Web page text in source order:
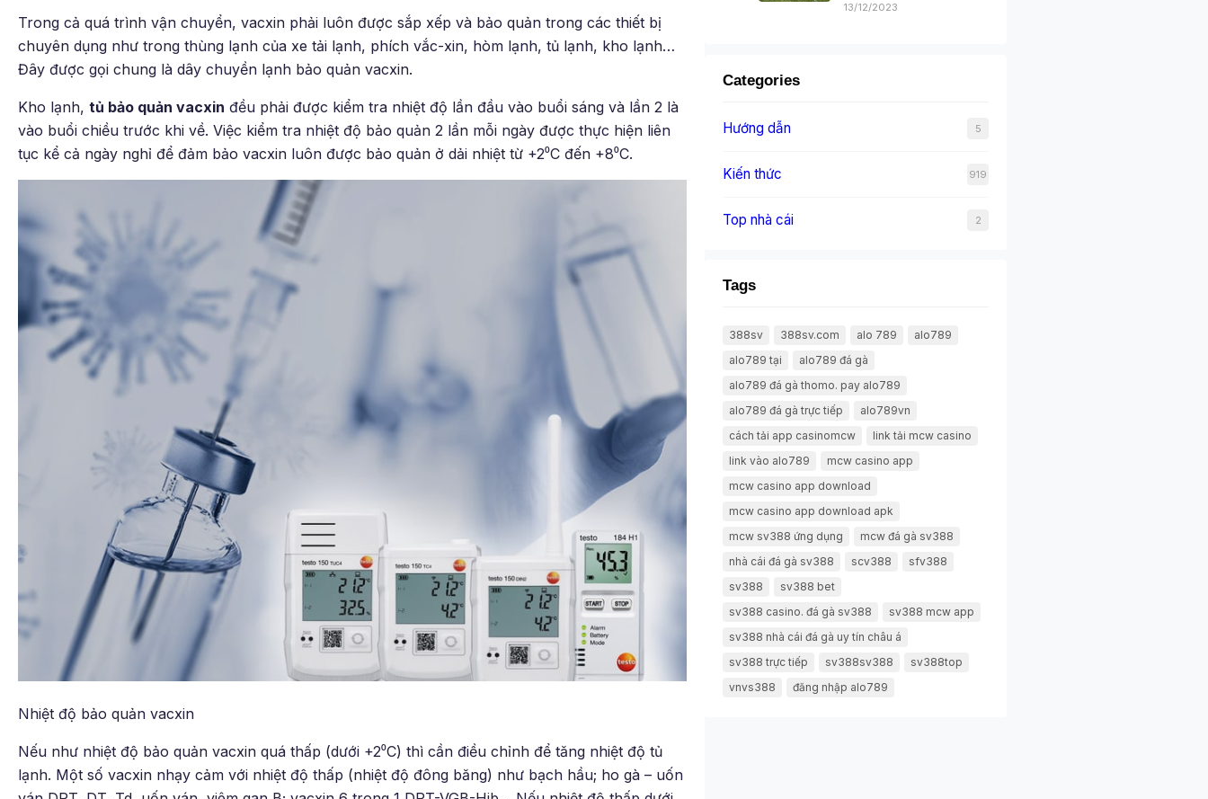
Trong cả quá trình vận chuyển, vacxin phải luôn được sắp xếp và bảo quản trong các thiết bị
chuyên dụng như trong thùng lạnh của xe tải lạnh, phích vắc-xin, hòm lạnh, tủ lạnh, kho lạnh…
Đây được gọi chung là dây chuyền lạnh bảo quản vacxin.
Kho lạnh, tủ bảo quản vacxin đều phải được kiểm tra nhiệt độ lần đầu vào buổi sáng và lần 2 là
vào buổi chiều trước khi về. Việc kiểm tra nhiệt độ bảo quản 2 lần mỗi ngày được thực hiện liên
tục kể cả ngày nghỉ để đảm bảo vacxin luôn được bảo quản ở dải nhiệt từ +2⁰C đến +8⁰C.
Nhiệt độ bảo quản vacxin
Nếu như nhiệt độ bảo quản vacxin quá thấp (dưới +2⁰C) thì cần điều chỉnh để tăng nhiệt độ tủ
lạnh. Một số vacxin nhạy cảm với nhiệt độ thấp (nhiệt độ đông băng) như bạch hầu; ho gà – uốn
13/12/2023
Categories
Hướng dẫn 5
Kiến thức 919
Top nhà cái 2
Tags
388sv 388sv.com alo 789
alo789
alo789 tại
alo789 đá gà
alo789 đá gà thomo. pay alo789
alo789 đá gà trực tiếp
alo789vn
cách tải app casinomcw
link tải mcw casino
link vào alo789
mcw casino app
mcw casino app download
mcw casino app download apk
mcw sv388 ứng dụng
mcw đá gà sv388
nhà cái đá gà sv388
scv388
sfv388
sv388
sv388 bet
sv388 casino. đá gà sv388
sv388 mcw app
sv388 nhà cái đá gà uy tín châu á
sv388 trực tiếp
sv388sv388
sv388top
vnvs388
đăng nhập alo789